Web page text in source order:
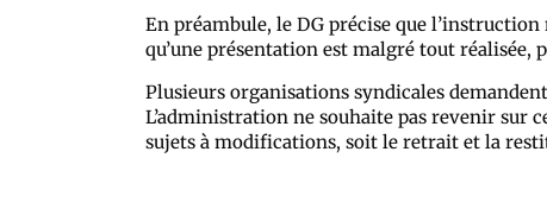
En préambule, le DG précise que l’instruction
qu’une présentation est malgré tout réalisée,
Plusieurs organisations syndicales
L’administration ne souhaite pas revenir sur
sujets à modifications, soit le retrait et la